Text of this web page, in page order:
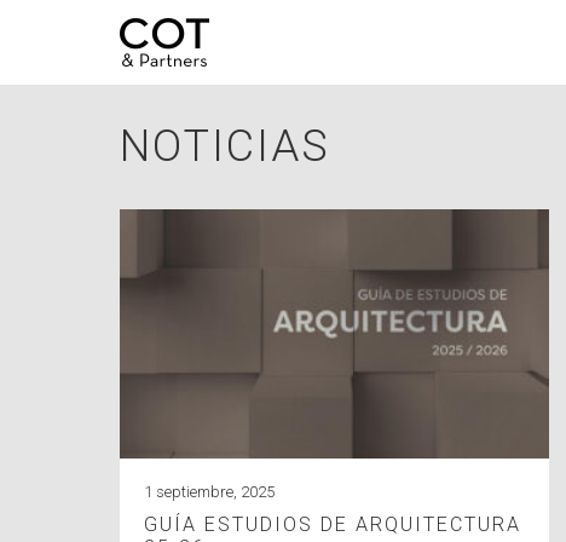
NOTICIAS
1 septiembre, 2025
GUÍA ESTUDIOS DE ARQUITECTURA